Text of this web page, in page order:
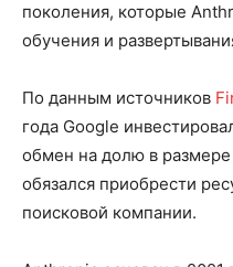
поколения, которые
обучения и
По данным источников
года Google
обмен на долю в
обязался приобрести
поисковой компании.